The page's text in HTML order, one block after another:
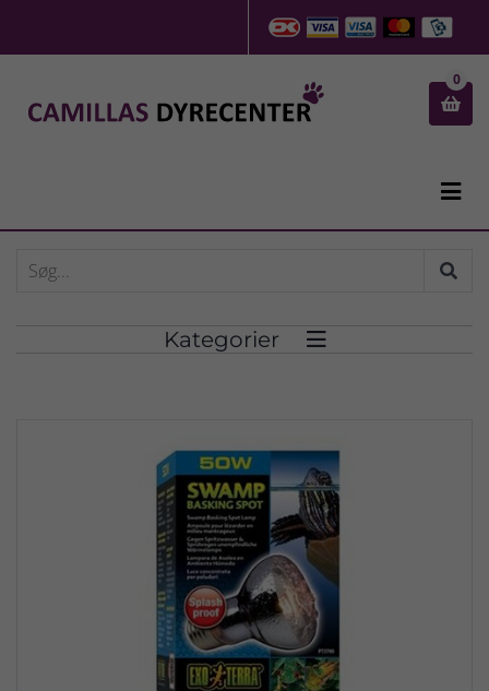

0

Kategorier 